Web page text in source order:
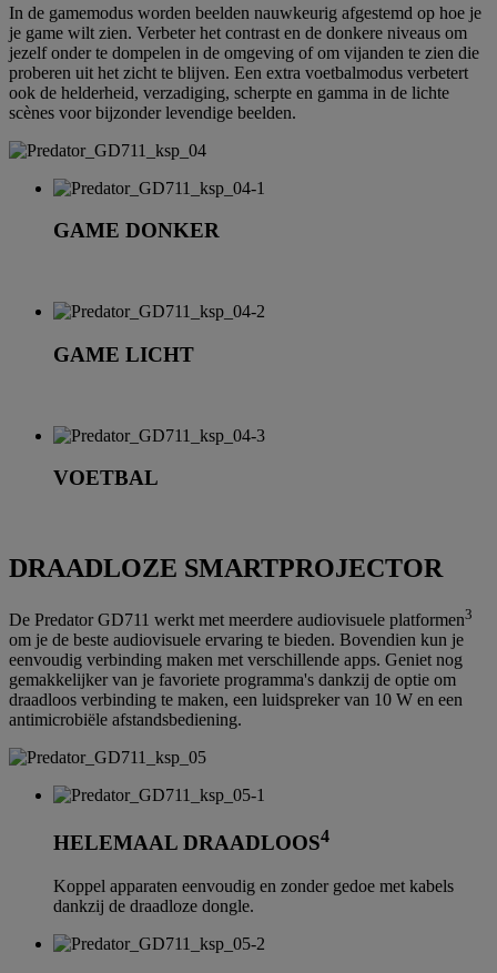
In de gamemodus worden beelden nauwkeurig afgestemd op hoe je
je game wilt zien. Verbeter het contrast en de donkere niveaus om
jezelf onder te dompelen in de omgeving of om vijanden te zien die
proberen uit het zicht te blijven. Een extra voetbalmodus verbetert
ook de helderheid, verzadiging, scherpte en gamma in de lichte
scènes voor bijzonder levendige beelden.
GAME DONKER
GAME LICHT
VOETBAL
DRAADLOZE SMARTPROJECTOR
De Predator GD711 werkt met meerdere audiovisuele platformen3
om je de beste audiovisuele ervaring te bieden. Bovendien kun je
eenvoudig verbinding maken met verschillende apps. Geniet nog
gemakkelijker van je favoriete programma's dankzij de optie om
draadloos verbinding te maken, een luidspreker van 10 W en een
antimicrobiële afstandsbediening.
HELEMAAL DRAADLOOS4
Koppel apparaten eenvoudig en zonder gedoe met kabels
dankzij de draadloze dongle.